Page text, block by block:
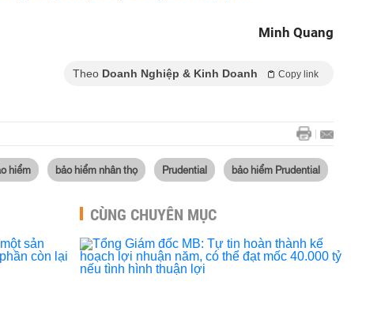
Minh Quang
Theo Doanh Nghiệp & Kinh Doanh Copy link
hiểm bảo hiểm nhân thọ Prudential bảo hiểm Prudential
CÙNG CHUYÊN MỤC